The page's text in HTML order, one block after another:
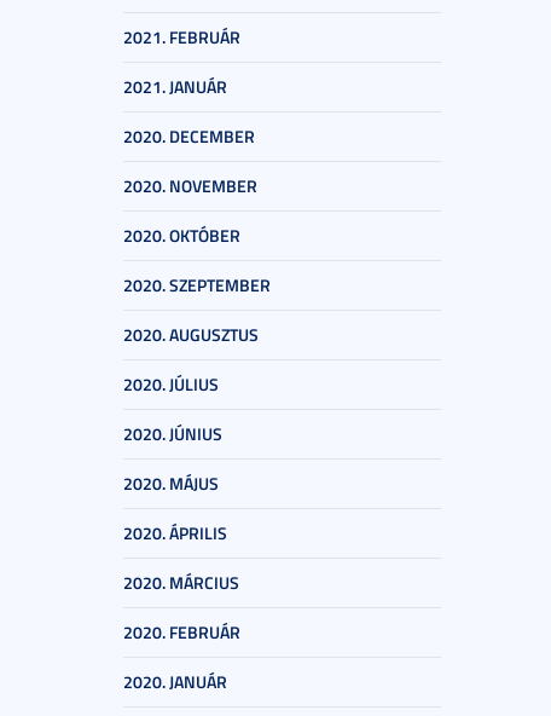
2021. FEBRUÁR
2021. JANUÁR
2020. DECEMBER
2020. NOVEMBER
2020. OKTÓBER
2020. SZEPTEMBER
2020. AUGUSZTUS
2020. JÚLIUS
2020. JÚNIUS
2020. MÁJUS
2020. ÁPRILIS
2020. MÁRCIUS
2020. FEBRUÁR
2020. JANUÁR